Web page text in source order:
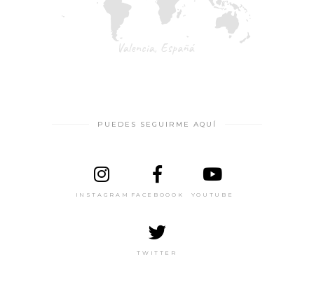
PUEDES SEGUIRME AQUÍ
INSTAGRAM FACEBOOOK YOUTUBE
TWITTER